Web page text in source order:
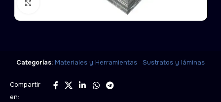
Categorías: Materiales y Herramientas Sustratos y láminas
Compartir
en: